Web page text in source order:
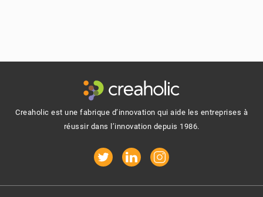
Creaholic est une fabrique d’innovation qui aide les entreprises à
réussir dans l’innovation depuis 1986.